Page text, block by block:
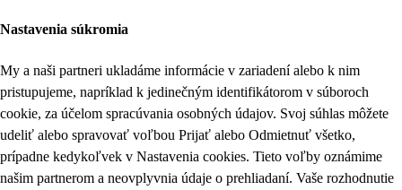
Nastavenia súkromia
My a naši partneri ukladáme informácie v zariadení alebo k nim
pristupujeme, napríklad k jedinečným identifikátorom v súboroch
cookie, za účelom spracúvania osobných údajov. Svoj súhlas môžete
udeliť alebo spravovať voľbou Prijať alebo Odmietnuť všetko,
prípadne kedykoľvek v Nastavenia cookies. Tieto voľby oznámime
našim partnerom a neovplyvnia údaje o prehliadaní. Vaše rozhodnutie